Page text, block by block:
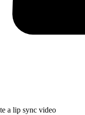
a lip sync video